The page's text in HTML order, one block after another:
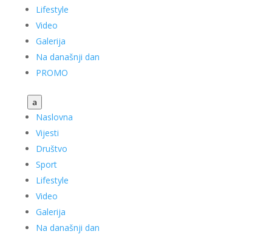
Lifestyle
Video
Galerija
Na današnji dan
PROMO
a
Naslovna
Vijesti
Društvo
Sport
Lifestyle
Video
Galerija
Na današnji dan